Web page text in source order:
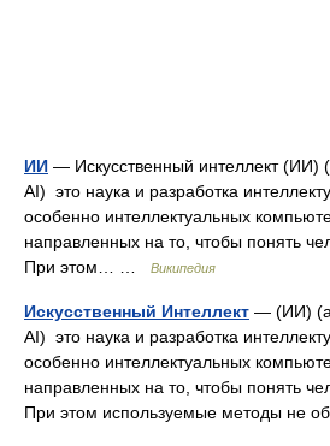
ИИ — Искусственный интеллект (ИИ)
AI) это наука и разработка
особенно интеллектуальных
направленных на то, чтобы понять
При этом… …
Википедия
Искусственный Интеллект — (ИИ)
AI) это наука и разработка
особенно интеллектуальных
направленных на то, чтобы понять
При этом используемые методы не